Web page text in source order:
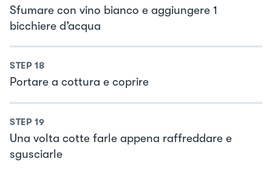
Sfumare con vino bianco e aggiungere 1
bicchiere d’acqua
STEP 18
Portare a cottura e coprire
STEP 19
Una volta cotte farle appena raffreddare e
sgusciarle